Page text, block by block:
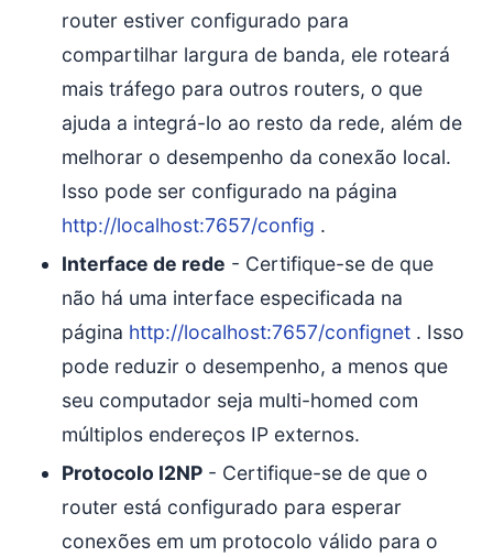
router estiver configurado para
compartilhar largura de banda, ele roteará
mais tráfego para outros routers, o que
ajuda a integrá-lo ao resto da rede, além de
melhorar o desempenho da conexão local.
Isso pode ser configurado na página
http://localhost:7657/config .
Interface de rede - Certifique-se de que
não há uma interface especificada na
página http://localhost:7657/confignet . Isso
pode reduzir o desempenho, a menos que
seu computador seja multi-homed com
múltiplos endereços IP externos.
Protocolo I2NP - Certifique-se de que o
router está configurado para esperar
conexões em um protocolo válido para o